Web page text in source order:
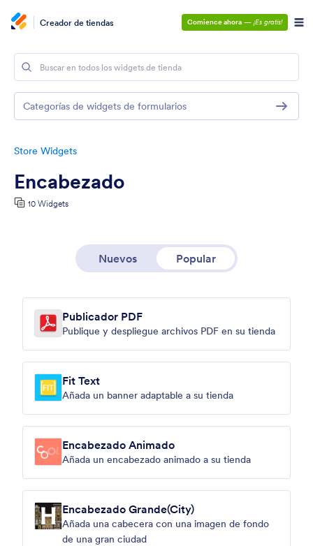
Creador de tiendas Comience ahora — ¡Es gratis!
Store Widgets
Encabezado
10 Widgets
Nuevos Popular
Publicador PDF
Publique y despliegue archivos PDF en su tienda
Fit Text
Añada un banner adaptable a su tienda
Encabezado Animado
Añada un encabezado animado a su tienda
Encabezado Grande(City)
Añada una cabecera con una imagen de fondo
de una gran ciudad
Categorías de widgets de formularios